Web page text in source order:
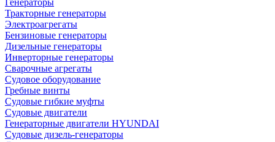
Генераторы
Тракторные генераторы
Электроагрегаты
Бензиновые генераторы
Дизельные генераторы
Инверторные генераторы
Сварочные агрегаты
Судовое оборудование
Гребные винты
Судовые гибкие муфты
Судовые двигатели
Генераторные двигатели HYUNDAI
Судовые дизель-генераторы